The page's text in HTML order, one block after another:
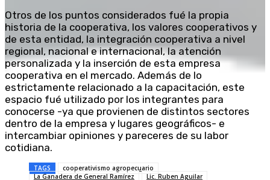
Otros de los puntos considerados fué la propia
historia de la cooperativa, los valores cooperativos y
de esta entidad, la integración cooperativa a nivel
regional, nacional e internacional, la atención
personalizada y la inserción de esta empresa
cooperativa en el mercado. Además de lo
estrictamente relacionado a la capacitación, este
espacio fué utilizado por los integrantes para
conocerse -ya que provienen de distintos sectores
dentro de la empresa y lugares geográficos- e
intercambiar opiniones y pareceres de su labor
cotidiana.
TAGS
cooperativismo agropecuario
La Ganadera de General Ramírez
Lic. Ruben Aguilar